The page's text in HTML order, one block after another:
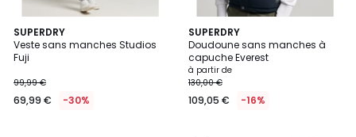
SUPERDRY
Veste sans manches Studios
Fuji
99,99 €
69,99 € -30%
SUPERDRY
Doudoune sans manches à
capuche Everest
à partir de
130,00 €
109,05 € -16%
4
/
5
3
Couleurs